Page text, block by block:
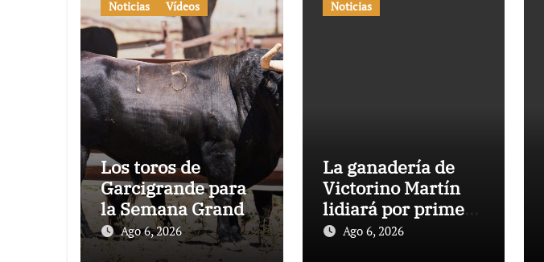
Noticias Vídeos
Los toros de
Garcigrande para
la Semana Grande
Donostiarra
Ago 6, 2026
Noticias
La ganadería de
Victorino Martín
lidiará por primera
vez en la Plaza de
Ago 6, 2026